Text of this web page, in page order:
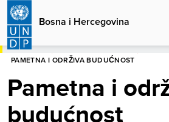
Skip
main
content
Bosna i Hercegovina
POČETNA
PAMETNA I ODRŽIVA BUDUĆNOST
Pametna i
budućnost